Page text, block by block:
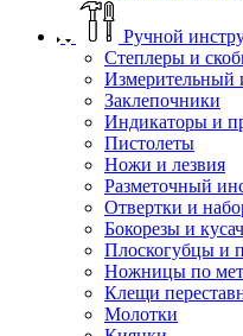
Ручной
Степлеры и
Измерительный
Заклепочники
Индикаторы и
Пистолеты
Ножи и лезвия
Разметочный
Отвертки и
Бокорезы и
Плоскогубцы и
Ножницы по
Клещи
Молотки